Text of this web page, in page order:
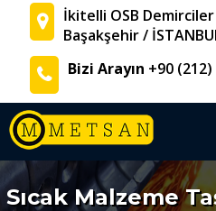
İkitelli OSB
Başakşehir /
Bizi Arayın +90
Sıcak Malzeme